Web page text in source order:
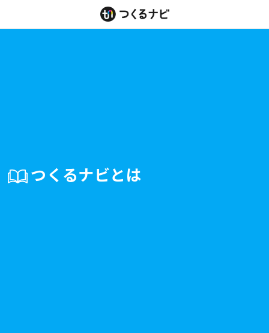
つくるナビとは